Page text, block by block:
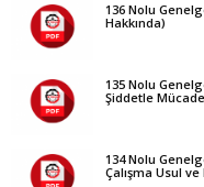
136 Nolu
Hakkında)
135 Nolu
Şiddetle
134 Nolu
Çalışma Usul